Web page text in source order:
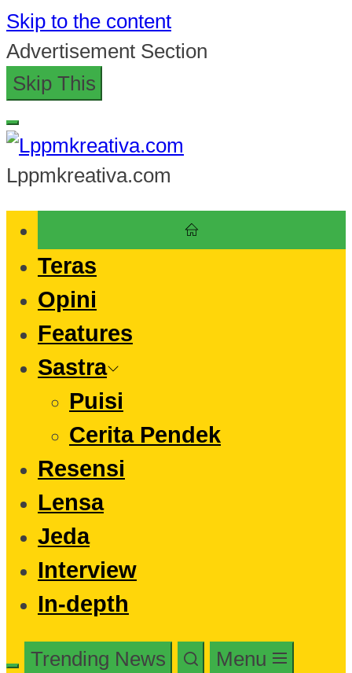
Skip to the content
Advertisement Section
Skip This
Lppmkreativa.com
Teras
Opini
Features
Sastra
Puisi
Cerita Pendek
Resensi
Lensa
Jeda
Interview
In-depth
Trending News Menu